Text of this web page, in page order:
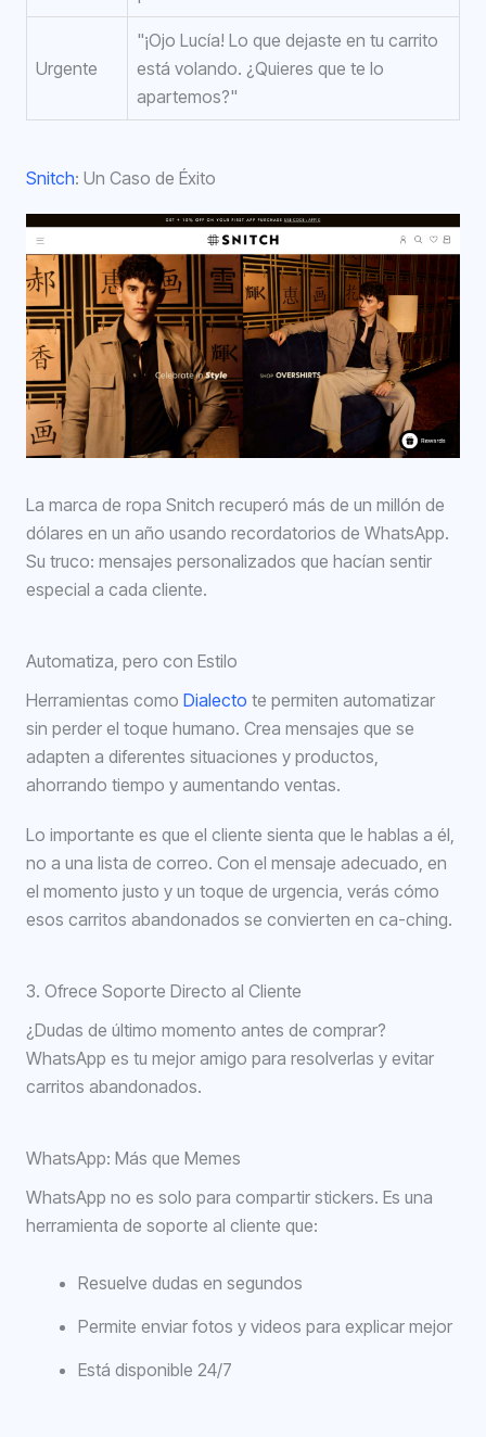
Urgente
"¡Ojo Lucía! Lo que dejaste en tu carrito
está volando. ¿Quieres que te lo
apartemos?"
Snitch: Un Caso de Éxito
La marca de ropa Snitch recuperó más de un millón de
dólares en un año usando recordatorios de WhatsApp.
Su truco: mensajes personalizados que hacían sentir
especial a cada cliente.
Automatiza, pero con Estilo
Herramientas como Dialecto te permiten automatizar
sin perder el toque humano. Crea mensajes que se
adapten a diferentes situaciones y productos,
ahorrando tiempo y aumentando ventas.
Lo importante es que el cliente sienta que le hablas a él,
no a una lista de correo. Con el mensaje adecuado, en
el momento justo y un toque de urgencia, verás cómo
esos carritos abandonados se convierten en ca-ching.
3. Ofrece Soporte Directo al Cliente
¿Dudas de último momento antes de comprar?
WhatsApp es tu mejor amigo para resolverlas y evitar
carritos abandonados.
WhatsApp: Más que Memes
WhatsApp no es solo para compartir stickers. Es una
herramienta de soporte al cliente que:
Resuelve dudas en segundos
Permite enviar fotos y videos para explicar mejor
Está disponible 24/7